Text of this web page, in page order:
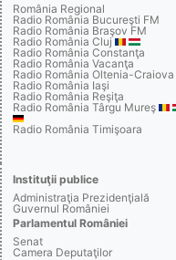
România Regional
Radio România Bucureşti FM
Radio România Braşov FM
Radio România Cluj
Radio România Constanţa
Radio România Vacanţa
Radio România Oltenia-Craiova
Radio România Iaşi
Radio România Reşiţa
Radio România Târgu Mureş
Radio România Timişoara
Instituţii publice
Administraţia Prezidenţială
Guvernul României
Parlamentul României
Senat
Camera Deputaţilor